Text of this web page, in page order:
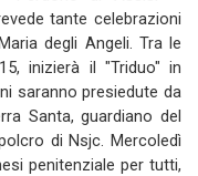
tante celebrazioni
degli Angeli. Tra le
inizierà il "Triduo" in
saranno presiedute da
Santa, guardiano del
di Nsjc. Mercoledì
penitenziale per tutti,